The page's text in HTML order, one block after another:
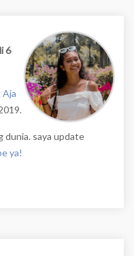
6
Aja
dunia. saya update
ya!